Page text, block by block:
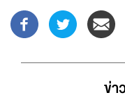
ข่า